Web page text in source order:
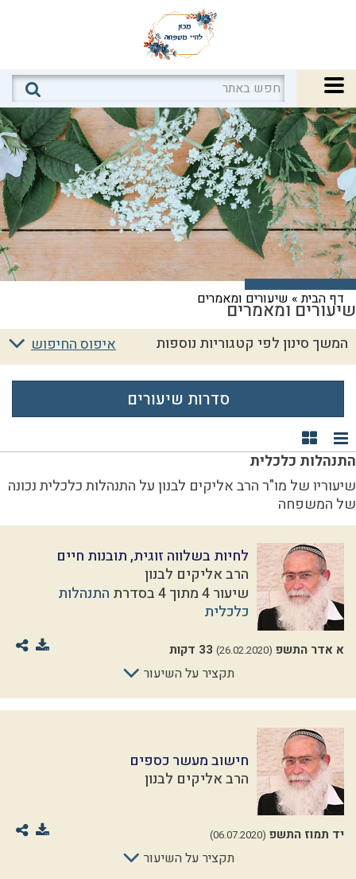
דף הבית» שיעורים ומאמרים
שיעורים ומאמרים
איפוס החיפוש המשך סינון לפי קטגוריות נוספות
סדרות שיעורים
תצוגת רשימה
תצוגת קוביות
התנהלות כלכלית
שיעוריו של מו"ר הרב אליקים לבנון על התנהלות כלכלית נכונה
של המשפחה
לחיות בשלווה זוגית, תובנות חיים
הרב אליקים לבנון
שיעור 4 מתוך 4 בסדרת
התנהלות
כלכלית
א אדר התשפ (26.02.2020) 33 דקות
תקציר על השיעור
חישוב מעשר כספים
הרב אליקים לבנון
יד תמוז התשפ (06.07.2020)
תקציר על השיעור